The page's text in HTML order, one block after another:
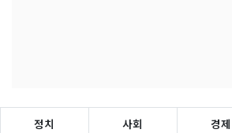
정치 사회 경제